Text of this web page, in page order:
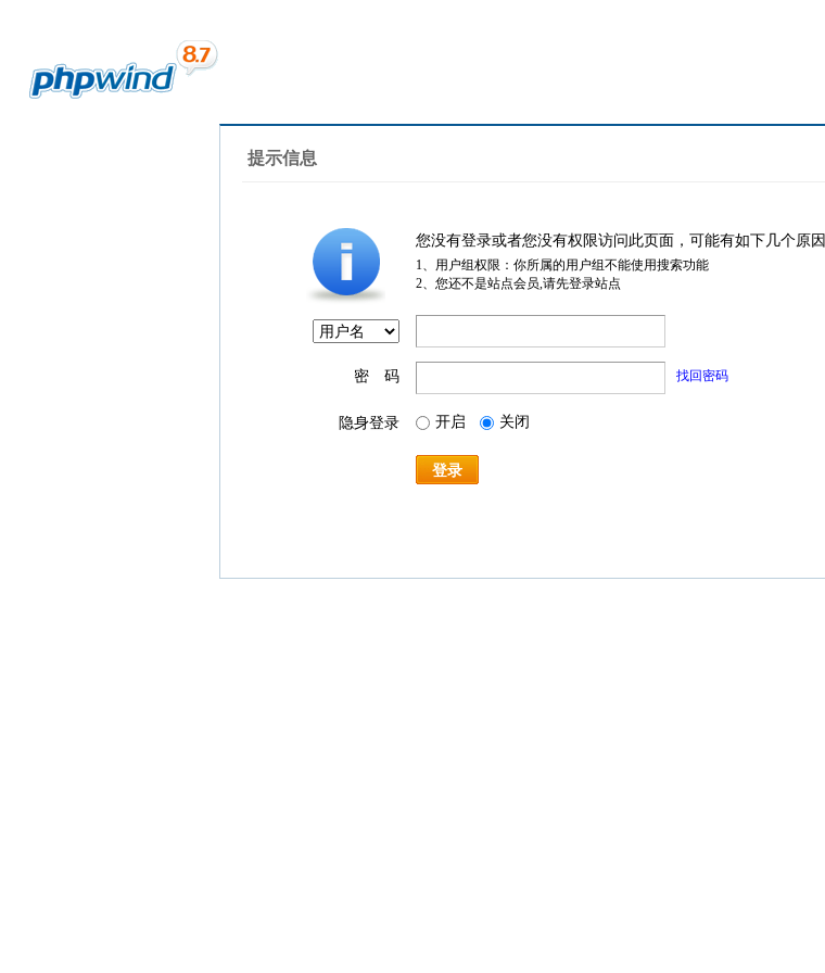
提示信息
您没有登录或者您没有权限访问此页面，可能有如下几个原因
1、用户组权限：你所属的用户组不能使用搜索功能
2、您还不是站点会员,请先登录站点
密 码 找回密码
隐身登录 开启 关闭
登录